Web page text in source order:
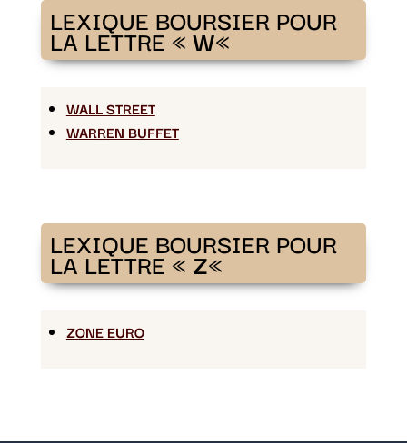
LEXIQUE BOURSIER POUR
LA LETTRE «W«
WALL STREET
WARREN BUFFET
LEXIQUE BOURSIER POUR
LA LETTRE «Z«
ZONE EURO